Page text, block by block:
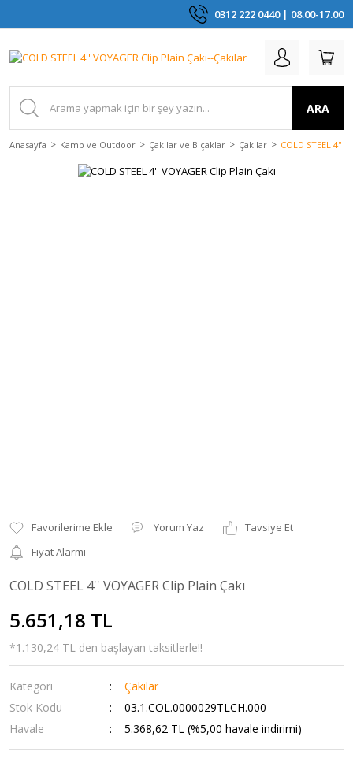
0312 222 0440 | 08.00-17.00
ARA
Anasayfa Kamp ve Outdoor Çakılar ve Bıçaklar Çakılar COLD STEEL 4''
Yorum Yaz
Tavsiye Et
Fiyat Alarmı
COLD STEEL 4'' VOYAGER Clip Plain Çakı
5.651,18 TL
*1.130,24 TL den başlayan taksitlerle!!
Kategori
Çakılar
Stok Kodu
03.1.COL.0000029TLCH.000
Havale
5.368,62 TL (%5,00 havale indirimi)